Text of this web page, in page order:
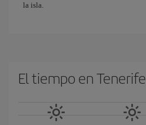
la isla.
El tiempo en Tenerife